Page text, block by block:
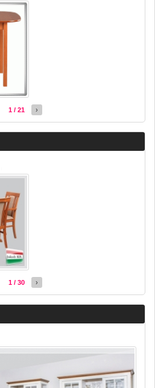
1 / 21 ›
1 / 30 ›